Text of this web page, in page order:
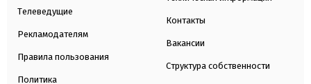
Телеведущие
Рекламодателям
Правила пользования
Политика
Контакты
Вакансии
Структура собственности